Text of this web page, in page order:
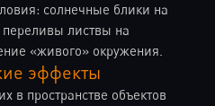
солнечные блики на
листвы на
«живого» окружения.
эффекты
пространстве объектов